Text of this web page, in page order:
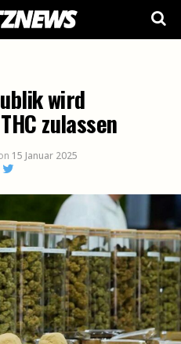
wird
zulassen
15 Januar 2025